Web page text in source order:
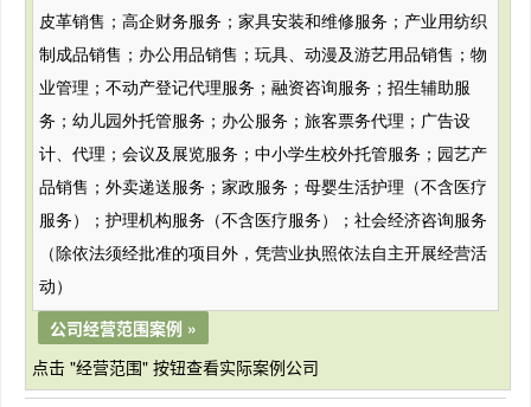
皮革销售；高企财务服务；家具安装和维修服务；产业用纺织
制成品销售；办公用品销售；玩具、动漫及游艺用品销售；物
业管理；不动产登记代理服务；融资咨询服务；招生辅助服
务；幼儿园外托管服务；办公服务；旅客票务代理；广告设
计、代理；会议及展览服务；中小学生校外托管服务；园艺产
品销售；外卖递送服务；家政服务；母婴生活护理（不含医疗
服务）；护理机构服务（不含医疗服务）；社会经济咨询服务
（除依法须经批准的项目外，凭营业执照依法自主开展经营活
动）
公司经营范围案例 »
点击 "经营范围" 按钮查看实际案例公司